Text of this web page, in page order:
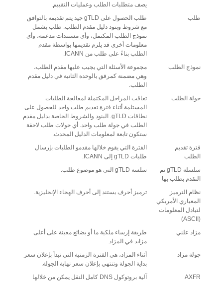
يصف متطلبات الطلب وعمليات التقييم.
طلب
طلب الحصول على gTLD جيد يتم تقديمه بالتوافق
مع شروط وبنود دليل مقدم الطلب. طلب يشمل
نموذج الطلب المكتمل، وأي مستندات مدعمة، وأي
معلومات أخرى قد يلزم تقديمها بواسطة مقدم
الطلب بناءً على طلب من ICANN.
نموذج الطلب
مجموعة الأسئلة التي يجيب عليها مقدم الطلب،
وهي مضمنة كمرفق بالوحدة الثانية في دليل مقدم
الطلب.
جولة الطلب
تعاقب المراحل المكتملة لمعالجة الطلبات
المستلمة أثناء فترة تقديم طلب واحد للحصول على
نطاقات gTLD. البنود والشروط الخاصة بدليل مقدم
الطلب في جولة طلب واحد. أي جولات طلب لاحقة
ستكون تابعة لمعلومات الدليل المحدث.
فترة تقديم
الطلب
الفترة التي يقوم خلالها مقدمو الطلبات بإرسال
طلبات gTLD إلى ICANN.
سلسلة gTLD تم
التقدم بطلب بها
سلسة gTLD التي هو موضوع طلب.
نظام الترميز
المعياري الأمريكي
لتبادل المعلومات
(ASCII)
ترميز أحرف يستند إلى أحرف الهجاء الإنجليزية.
مزاد علني
طريقة إرساء ملكية ما أو بضائع معينة على أعلى
مزايد في المزاد.
جولة مزاد
أثناء المزاد، هي الفترة الزمنية التي تبدأ بإعلان سعر
بداية الجولة وتنتهي بإعلان سعر نهاية الجولة.
AXFR
آلية بروتوكول DNS كامل النقل يمكن من خلالها